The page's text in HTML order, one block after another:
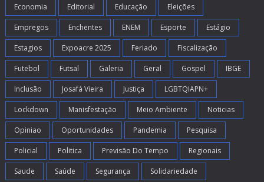
Economia Editorial Educação Eleições
Empregos Enchentes ENEM Esporte Estágio
Estagios Expoacre 2025 Feriado Fiscalização
Futebol Futsal Galeria Geral Gospel IBGE
Inclusão Josafá Vieira Justiça LGBTQIAPN+
Lockdown Manisfestação Meio Ambiente Noticias
Opiniao Oportunidades Pandemia Pesquisa
Policial Politica Previsão Do Tempo Regionais
Saude Saúde Segurança Solidariedade